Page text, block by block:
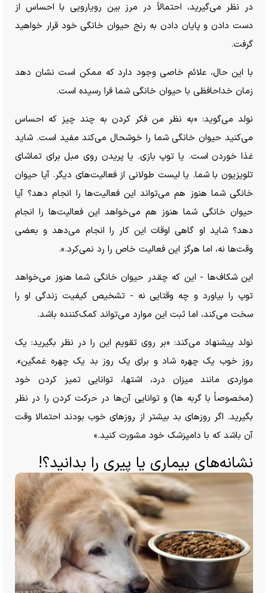
در نظر می‌گیرید، احتمالاً در مرز بین رویارویی با احساس از
دست دادن و پایان دادن به رنج حیوان خانگی خود قرار خواهید
گرفت.
با این حال، علائم خاصی وجود دارد که ممکن است نشان دهد
زمان خداحافظی با حیوان خانگی شما فرا رسیده است.
نولد می‌گوید: «به نظر من فکر کردن به چند چیز که احساس
می‌کنید حیوان خانگی شما را خوشحال می‌کند مفید است. شاید
غذا خوردن است. یا توپ بازی. یا پریدن روی مبل برای تماشای
تلویزیون با شما. یا لیست طولانی از فعالیت‌های دیگر. آیا حیوان
خانگی شما هنوز هم می‌تواند این فعالیت‌ها را انجام دهد؟ آیا
حیوان خانگی شما هنوز هم می‌خواهد این فعالیت‌ها را انجام
دهد؟ شاید او گاهی اوقات این کار را انجام می‌دهد و بعضی
وقت‌ها نه، اما هرگز این فعالیت خاص را رد نمی‌کرد.».
این شکاف‌ها - این که چقدر حیوان خانگی شما هنوز می‌خواهد
توپ را بیاورد و چه وقتایی نه - تشخیص کیفیت زندگی او را
سخت می‌کند، اما ثبت این موارد می‌تواند کمک‌کننده باشد.
نولد پیشنهاد می‌کند: «بر روی تقویم این را در نظر بگیرید: یک
روز خوب یک چهره شاد و برای یک روز بد یک چهره غمگین».
مواردی مانند میزان درد، اشتها، توانایی تمیز کردن خود
(مخصوصاً با گربه ها) و توانایی آن‌ها در حرکت کردن را در نظر
بگیرید. اگر روز‌های بد بیشتر از روز‌های خوب بودند احتمالا وقت
آن باشد که با دامپزشک خود مشورت کنید.»
نشانه‌های بیماری یا پیری را بدانید؟!